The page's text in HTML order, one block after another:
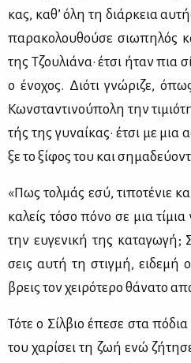
κας, κα­θ’ όλη τη διάρ­κεια
πα­ρα­κο­λου­θού­σε σιω­πη­λός
της Τζου­λιά­να· έτσι ήταν πια
ο ένο­χος. Διό­τι γνώ­ρι­ζε,
Κων­στα­ντι­νού­πο­λη την
τής της γυ­ναί­κας· έτσι με
ξε το ξί­φος του και
«Πως τολ­μάς εσύ, τι­πο­τέ­νιε
κα­λείς τό­σο πό­νο σε μια
την ευ­γε­νι­κή της
σεις αυ­τή τη στιγ­μή, ει­δε­μή
βρεις τον χει­ρό­τε­ρο θά­να­το
Τό­τε ο Σίλ­βιο έπε­σε στα
του χα­ρί­σει τη ζωή ενώ